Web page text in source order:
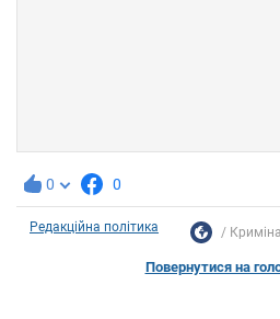
0 0
Редакційна політика
Повернутися на